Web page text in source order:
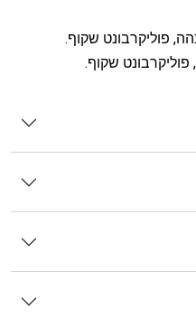
פוליקרבונט שקוף.
פוליקרבונט שקוף.